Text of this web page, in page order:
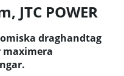
, JTC POWER
draghandtag
maximera